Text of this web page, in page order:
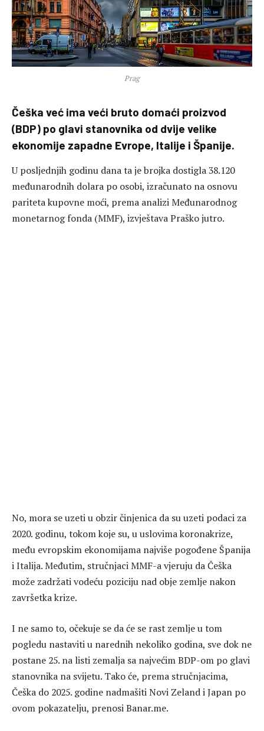
Prag
Češka već ima veći bruto domaći proizvod
(BDP) po glavi stanovnika od dvije velike
ekonomije zapadne Evrope, Italije i Španije.
U posljednjih godinu dana ta je brojka dostigla 38.120
međunarodnih dolara po osobi, izračunato na osnovu
pariteta kupovne moći, prema analizi Međunarodnog
monetarnog fonda (MMF), izvještava Praško jutro.
No, mora se uzeti u obzir činjenica da su uzeti podaci za
2020. godinu, tokom koje su, u uslovima koronakrize,
među evropskim ekonomijama najviše pogođene Španija
i Italija. Međutim, stručnjaci MMF-a vjeruju da Češka
može zadržati vodeću poziciju nad obje zemlje nakon
završetka krize.
I ne samo to, očekuje se da će se rast zemlje u tom
pogledu nastaviti u narednih nekoliko godina, sve dok ne
postane 25. na listi zemalja sa najvećim BDP-om po glavi
stanovnika na svijetu. Tako će, prema stručnjacima,
Češka do 2025. godine nadmašiti Novi Zeland i Japan po
ovom pokazatelju, prenosi Banar.me.